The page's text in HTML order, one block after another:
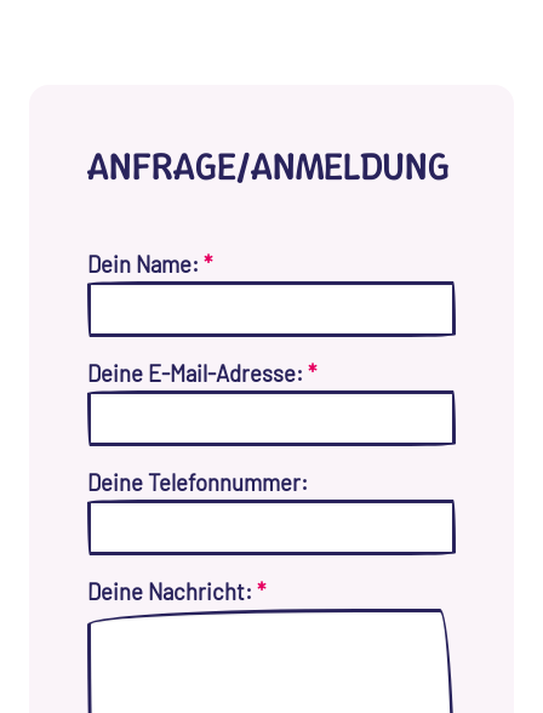
ANFRAGE/ANMELDUNG
Dein Name: *
Deine E-Mail-Adresse: *
Deine Telefonnummer:
Deine Nachricht: *